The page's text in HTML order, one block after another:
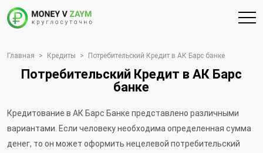
Главная > Кредиты > Потребительский Кредит в АК Барс банке
Потребительский Кредит в АК Барс
банке
Кредитование в АК Барс Банке представлено различными
вариантами. Если человеку необходима определенная сумма
денег, то он может оформить нецелевой потребительский